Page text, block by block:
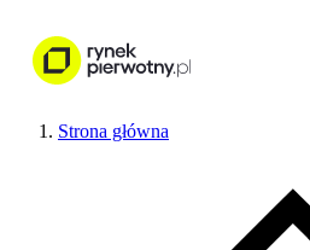
Strona główna